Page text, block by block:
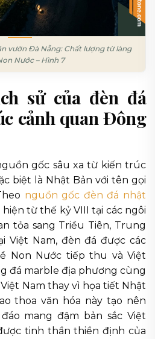
vườn Đà Nẵng: Chất lượng từ làng
Nước – Hình 7
sử của đèn đá
cảnh quan Đông
gốc sâu xa từ kiến trúc
biệt là Nhật Bản với tên gọi
nguồn gốc đèn đá nhật
hiện từ thế kỷ VIII tại các ngôi
tỏa sang Triều Tiên, Trung
Việt Nam, đèn đá được các
Non Nước tiếp thu và Việt
đá marble địa phương cùng
Nam thay vì họa tiết Nhật
thoa văn hóa này tạo nên
mang đậm bản sắc Việt
tinh thần thiền định của